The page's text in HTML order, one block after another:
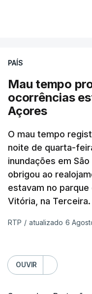
PAÍS
Mau tempo
ocorrências
Açores
O mau tempo
noite de quarta-
inundações em
obrigou ao
estavam no parque
Vitória, na Terceira.
RTP / atualizado 6
OUVIR